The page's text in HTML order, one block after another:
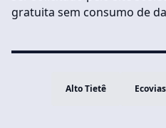
gratuita sem consumo de
Alto Tietê Ecovias